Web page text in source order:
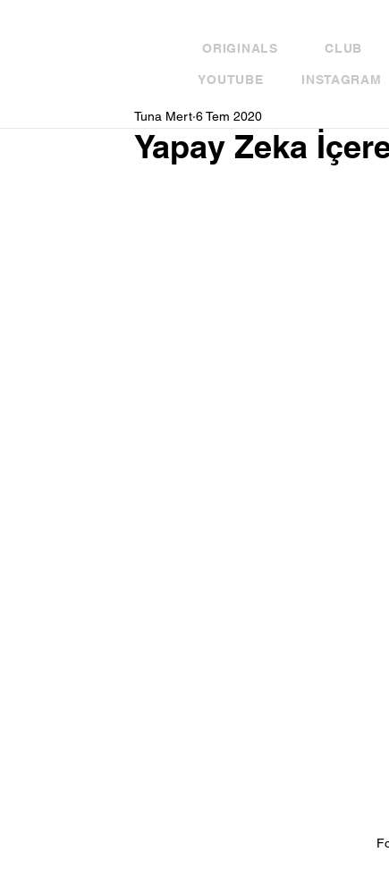
ORIGINALS CLUB
YOUTUBE INSTAGRAM
Yapay Zeka
Tuna Mert 6 Tem 2020